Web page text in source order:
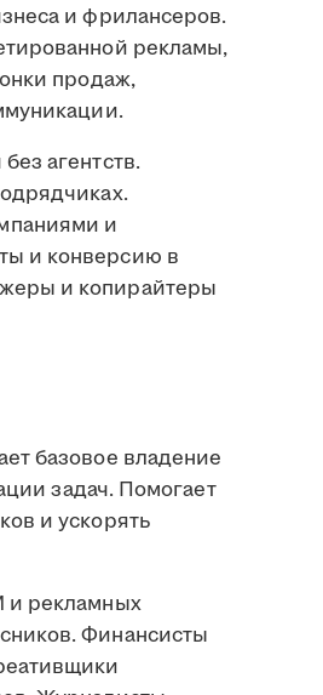
и фрилансеров.
рекламы,
продаж,
агентств.
и
и конверсию в
и копирайтеры
базовое владение
задач. Помогает
и ускорять
и рекламных
Финансисты